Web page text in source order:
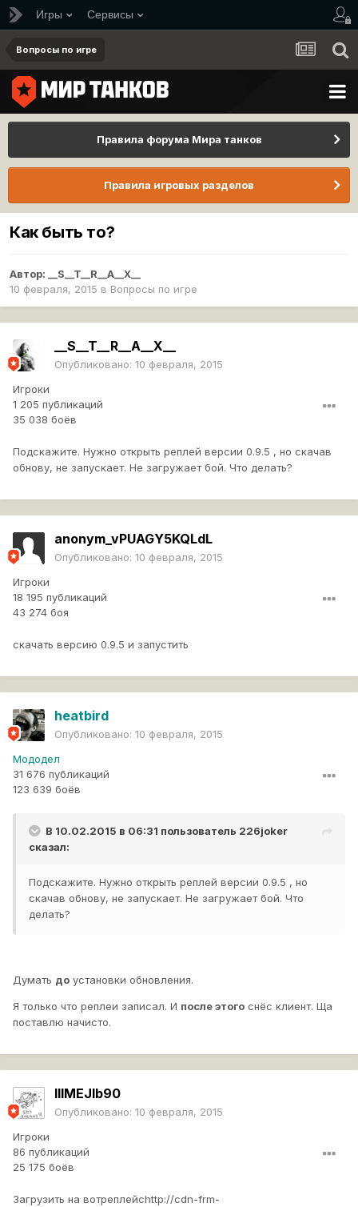
Игры Сервисы
Вопросы по игре
Правила форума Мира танков
Правила игровых разделов
Как быть то?
Автор:
__S__T__R__A__X__
10 февраля, 2015 в Вопросы по игре
__S__T__R__A__X__
Опубликовано: 10 февраля, 2015
Игроки
1 205 публикаций
35 038 боёв
Подскажите. Нужно открыть реплей версии 0.9.5 , но скачав
обнову, не запускает. Не загружает бой. Что делать?
anonym_vPUAGY5KQLdL
Опубликовано: 10 февраля, 2015
Игроки
18 195 публикаций
43 274 боя
скачать версию 0.9.5 и запустить
heatbird
Опубликовано: 10 февраля, 2015
Мододел
31 676 публикаций
123 639 боёв
В 10.02.2015 в 06:31 пользователь 226joker
сказал:
Подскажите. Нужно открыть реплей версии 0.9.5 , но
скачав обнову, не запускает. Не загружает бой. Что
делать?
Думать до установки обновления.
Я только что реплеи записал. И после этого снёс клиент. Ща
поставлю начисто.
IIIMEJIb90
Опубликовано: 10 февраля, 2015
Игроки
86 публикаций
25 175 боёв
Загрузить на вотреплейсhttp://cdn-frm-